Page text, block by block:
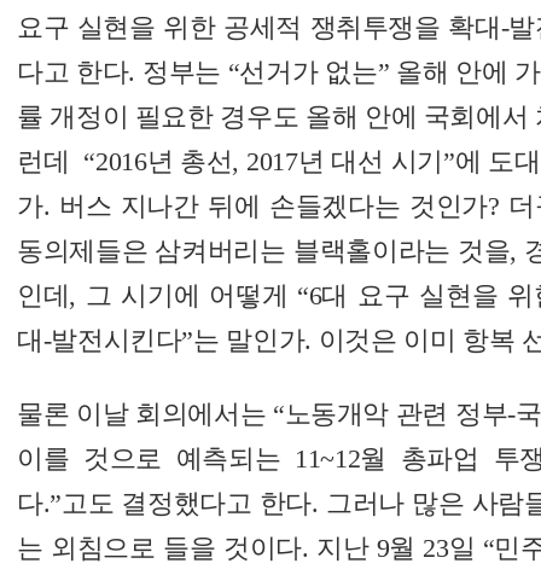
요구 실현을 위한 공세적 쟁취투쟁을 확대-
다고 한다. 정부는 “선거가 없는” 올해 안에
률 개정이 필요한 경우도 올해 안에 국회에서
런데 “2016년 총선, 2017년 대선 시기”에 도
가. 버스 지나간 뒤에 손들겠다는 것인가?
동의제들은 삼켜버리는 블랙홀이라는 것을,
인데, 그 시기에 어떻게 “6대 요구 실현을
대-발전시킨다”는 말인가. 이것은 이미 항복
물론 이날 회의에서는 “노동개악 관련 정부-
이를 것으로 예측되는 11~12월 총파업 투
다.”고도 결정했다고 한다. 그러나 많은 사람
는 외침으로 들을 것이다. 지난 9월 23일 “민